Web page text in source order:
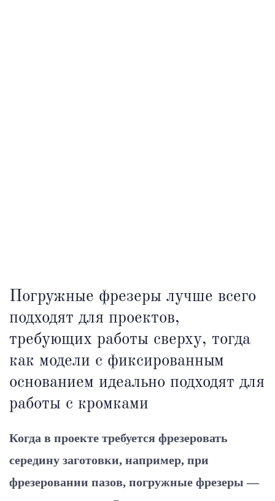
Погружные фрезеры лучше всего
подходят для проектов,
требующих работы сверху, тогда
как модели с фиксированным
основанием идеально подходят для
работы с кромками
Когда в проекте требуется фрезеровать
середину заготовки, например, при
фрезеровании пазов, погружные фрезеры —